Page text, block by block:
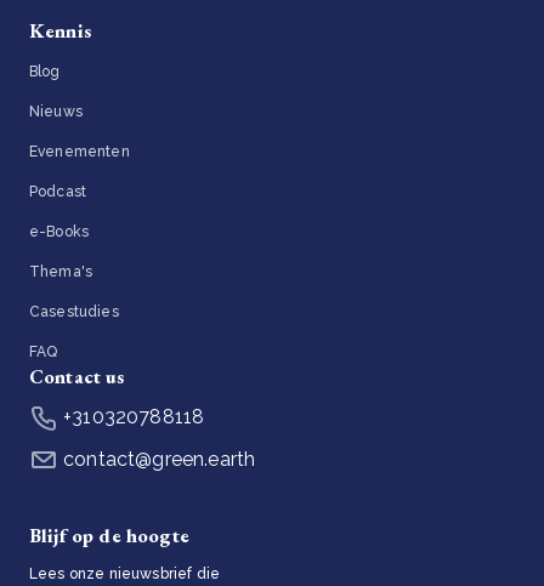
Kennis
Blog
Nieuws
Evenementen
Podcast
e-Books
Thema's
Casestudies
FAQ
Contact us
+310320788118
contact@green.earth
Blijf op de hoogte
Lees onze nieuwsbrief die